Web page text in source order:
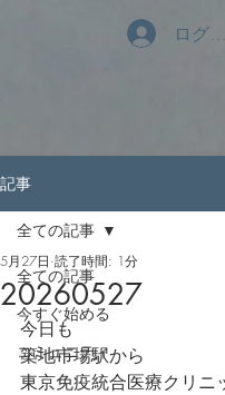
ログイ
記事
全ての記事
今すぐ始める
コミュニティ
全ての記事
20260527
5月27日 読了時間: 1分
今日も
築地市場駅から
東京免疫統合医療クリニ